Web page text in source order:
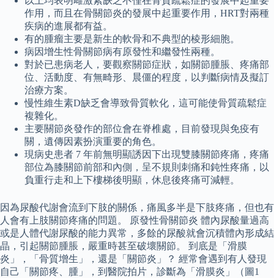
作用，而且在骨關節炎的發展中起重要作用，HRT對兩種
疾病的進展都有益。
有的腫瘤主要是新生的軟骨和不典型的棱形細胞。
病因增生性骨關節病有原發性和繼發性兩種。
對於已患病老人，要觀察關節症狀，如關節腫脹、疼痛部
位、活動度、有無畸形、晨僵的程度，以判斷病情及擬訂
治療方案。
慢性維生素D缺乏會導致骨質軟化，這可能使骨質疏鬆症
複雜化。
主要關節炎發作的部位會在脊椎處，目前發現與免疫有
關，遺傳因素扮演重要的角色。
現病史患者 7 年前無明顯誘因下出現雙膝關節疼痛，疼痛
部位為膝關節前部和內側，呈不規則刺痛和鈍性疼痛，以
負重行走和上下樓梯後明顯，休息後疼痛可減輕。
因為尿酸代謝會流到下肢的關係，痛風多半是下肢疼痛，但也有
人會有上肢關節疼痛的問題。 原發性骨關節炎 體內尿酸量過高
或是人體代謝尿酸的能力異常，多餘的尿酸就會沉積體內形成結
晶，引起關節腫脹，嚴重時甚至破壞關節。 到底是「滑膜
炎」，「骨質增生」，還是「關節炎」？ 經常會遇到有人發現
自己「關節疼、腫」，到醫院拍片，診斷為「滑膜炎」（圖1